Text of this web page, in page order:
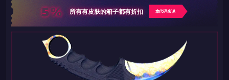
5% 所有有皮肤的箱子都有折扣 拿代码来说